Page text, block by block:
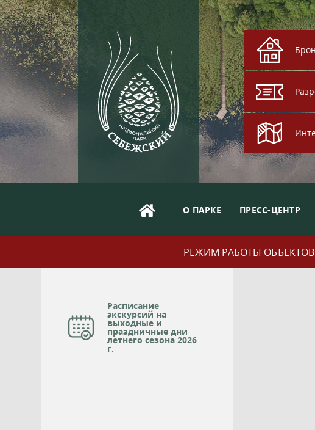
О ПАРКЕ ПРЕСС-ЦЕНТР
РЕЖИМ РАБОТЫ
Расписание
экскурсий на
выходные и
праздничные дни
летнего сезона 2026
г.